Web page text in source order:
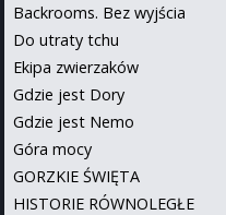
Backrooms. Bez wyjścia
Do utraty tchu
Ekipa zwierzaków
Gdzie jest Dory
Gdzie jest Nemo
Góra mocy
GORZKIE ŚWIĘTA
HISTORIE RÓWNOLEGŁE